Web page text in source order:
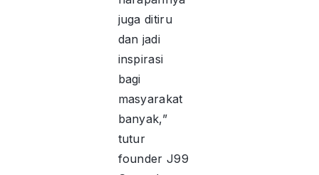
juga ditiru
dan jadi
inspirasi
bagi
masyarakat
banyak,”
tutur
founder J99